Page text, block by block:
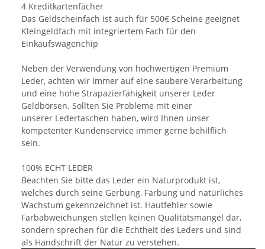
4 Kreditkartenfächer
Das Geldscheinfach ist auch für 500€ Scheine geeignet
Kleingeldfach mit integriertem Fach für den
Einkaufswagenchip
Neben der Verwendung von hochwertigen Premium
Leder, achten wir immer auf eine saubere Verarbeitung
und eine hohe Strapazierfähigkeit unserer Leder
Geldbörsen. Sollten Sie Probleme mit einer
unserer Ledertaschen haben, wird Ihnen unser
kompetenter Kundenservice immer gerne behilflich
sein.
100% ECHT LEDER
Beachten Sie bitte das Leder ein Naturprodukt ist,
welches durch seine Gerbung, Färbung und natürliches
Wachstum gekennzeichnet ist. Hautfehler sowie
Farbabweichungen stellen keinen Qualitätsmangel dar,
sondern sprechen für die Echtheit des Leders und sind
als Handschrift der Natur zu verstehen.